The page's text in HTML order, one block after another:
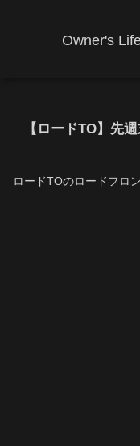
Owner's
【ロードTO】先
ロードTOのロードフロ